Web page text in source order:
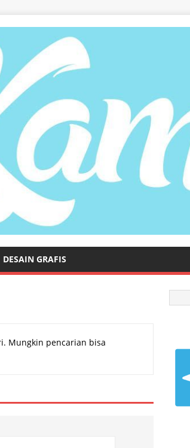
DESAIN GRAFIS
Mungkin pencarian bisa